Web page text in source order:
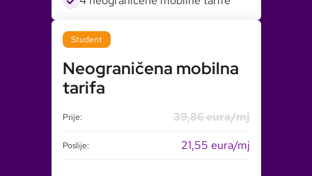
Student
Neograničena mobilna
tarifa
Prije: 39,86 eura/mj
Poslije: 21,55 eura/mj